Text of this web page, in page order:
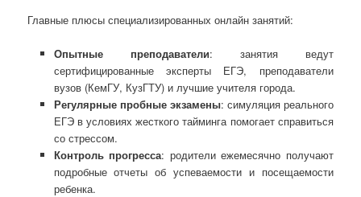
Главные плюсы специализированных онлайн занятий:
Опытные преподаватели: занятия ведут
сертифицированные эксперты ЕГЭ, преподаватели
вузов (КемГУ, КузГТУ) и лучшие учителя города.
Регулярные пробные экзамены: симуляция реального
ЕГЭ в условиях жесткого тайминга помогает справиться
со стрессом.
Контроль прогресса: родители ежемесячно получают
подробные отчеты об успеваемости и посещаемости
ребенка.